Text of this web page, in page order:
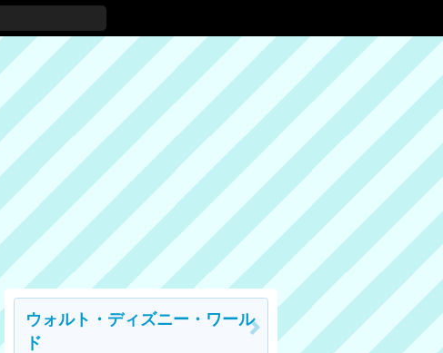
ウォルト・ディズニー・ワール
ド